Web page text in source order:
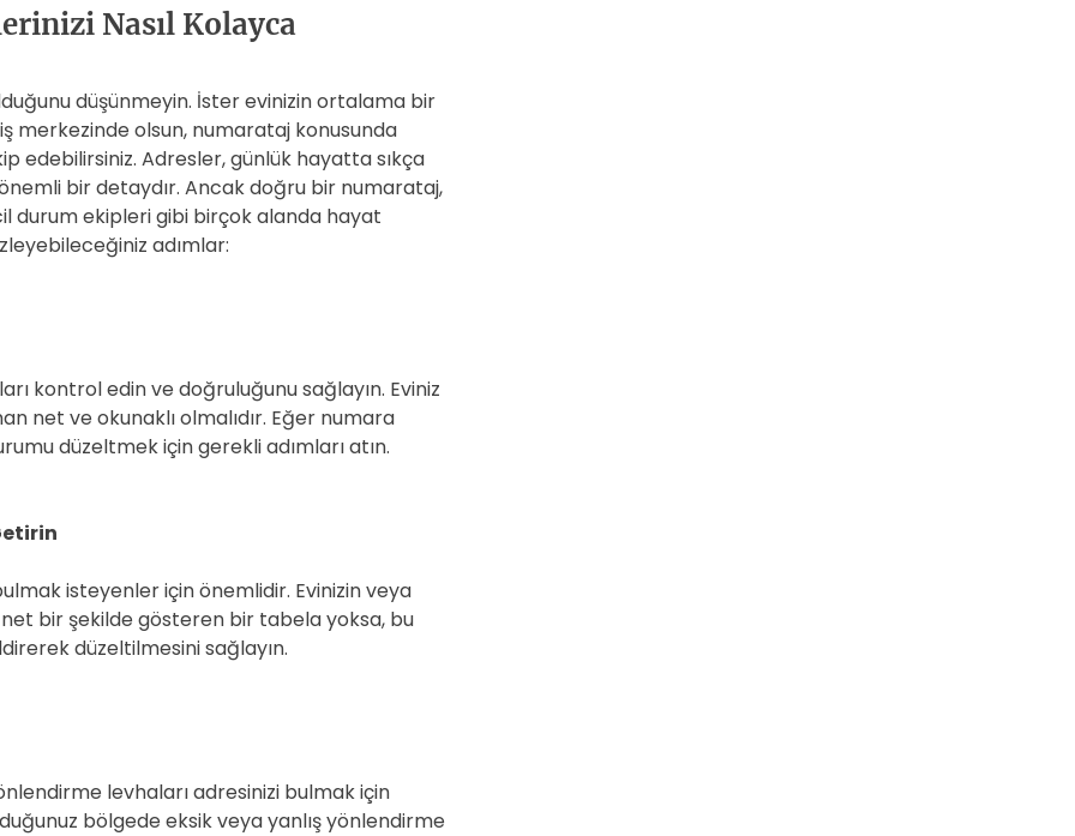
Nasıl Kolayca
düşünmeyin. İster evinizin ortalama bir
merkezinde olsun, numarataj konusunda
edebilirsiniz. Adresler, günlük hayatta sıkça
bir detaydır. Ancak doğru bir numarataj,
durum ekipleri gibi birçok alanda hayat
adımlar:
kontrol edin ve doğruluğunu sağlayın. Eviniz
net ve okunaklı olmalıdır. Eğer numara
düzeltmek için gerekli adımları atın.
isteyenler için önemlidir. Evinizin veya
bir şekilde gösteren bir tabela yoksa, bu
düzeltilmesini sağlayın.
levhaları adresinizi bulmak için
bölgede eksik veya yanlış yönlendirme